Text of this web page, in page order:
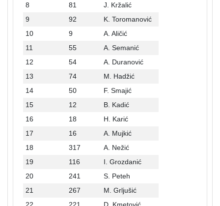
8
81
J. Kržalić
9
92
K. Toromanović
10
9
A. Aličić
11
55
A. Semanić
12
54
A. Duranović
13
74
M. Hadžić
14
50
F. Smajić
15
12
B. Kadić
16
18
H. Karić
17
16
A. Mujkić
18
317
A. Nežić
19
116
I. Grozdanić
20
241
S. Peteh
21
267
M. Grljušić